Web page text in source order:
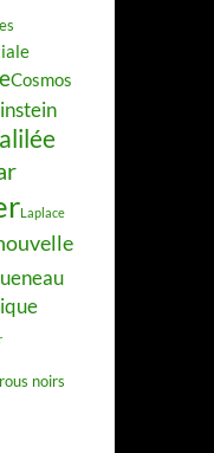
Cosmos
Laplace
noirs